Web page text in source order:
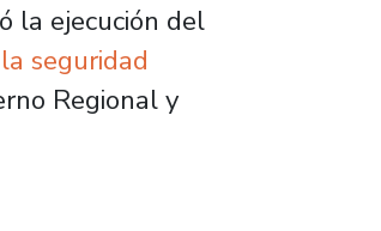
la ejecución del
seguridad
Regional y